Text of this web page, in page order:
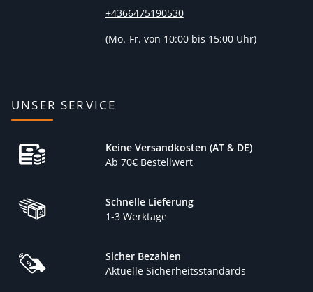
+4366475190530
(Mo.-Fr. von 10:00 bis 15:00 Uhr)
UNSER SERVICE
Keine Versandkosten (AT & DE)
Ab 70€ Bestellwert
Schnelle Lieferung
1-3 Werktage
Sicher Bezahlen
Aktuelle Sicherheitsstandards